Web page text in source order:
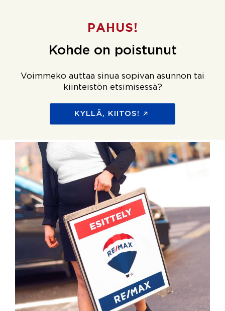
PAHUS!
Kohde on poistunut
Voimmeko auttaa sinua sopivan asunnon tai
kiinteistön etsimisessä?
KYLLÄ, KIITOS!